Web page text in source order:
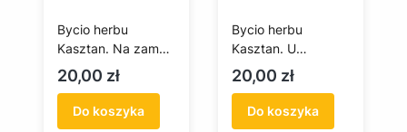
Bycio herbu
Kasztan. Na zamku
w Bytowie. Bëtk na
zómkù w Bëtowie +
CD
Cena
20,00 zł
Do koszyka
Bycio herbu
Kasztan. U
Wojsława / Kòl
Wòjsława + płyta
CD
Cena
20,00 zł
Do koszyka